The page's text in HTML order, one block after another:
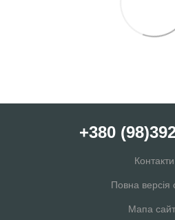
+380
Контакти
Повна версія
Мапа